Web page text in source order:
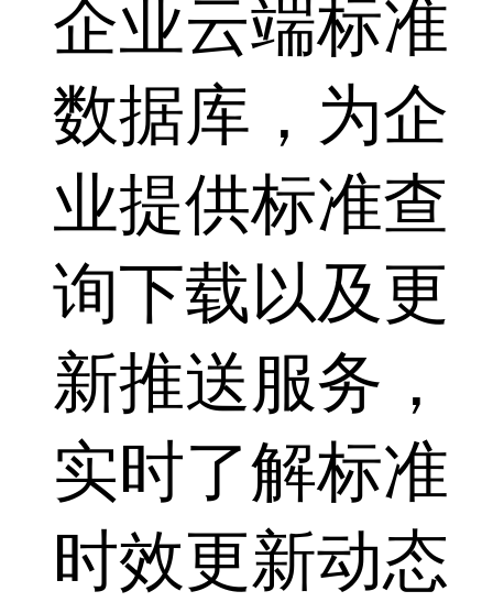
企业云端标准
数据库，为企
业提供标准查
询下载以及更
新推送服务，
实时了解标准
时效更新动态